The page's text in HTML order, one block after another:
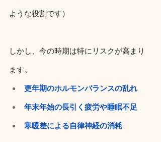
ような役割です）
しかし、今の時期は特にリスクが高まり
ます。
更年期のホルモンバランスの乱れ
年末年始の長引く疲労や睡眠不足
寒暖差による自律神経の消耗